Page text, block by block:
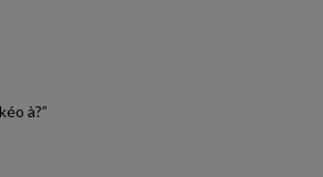
à?”